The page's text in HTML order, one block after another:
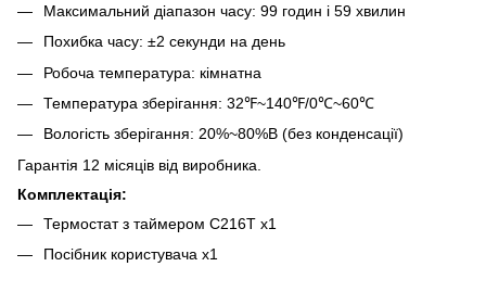
Максимальний діапазон часу: 99 годин і 59 хвилин
Похибка часу: ±2 секунди на день
Робоча температура: кімнатна
Температура зберігання: 32℉~140℉/0℃~60℃
Вологість зберігання: 20%~80%В (без конденсації)
Гарантія 12 місяців від виробника.
Комплектація:
Термостат з таймером C216T x1
Посібник користувача x1